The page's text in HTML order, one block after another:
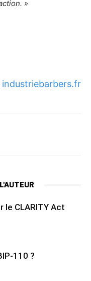
»
industriebarbers.fr
le CLARITY Act
110 ?